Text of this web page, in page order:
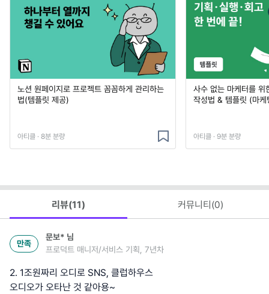
노션 원페이지로 프로젝트 꼼꼼하게 관리하는
법(템플릿 제공)
아티클 · 8분 분량
사수 없는 마케터를 위
작성법 & 템플릿 (마
아티클 · 9분 분량
리뷰(11) 커뮤니티(0)
만족
문보* 님
프로덕트 매니저/서비스 기획, 7년차
2. 1조원짜리 오디로 SNS, 클럽하우스
오디오가 오타난 것 같아용~